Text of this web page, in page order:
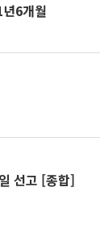
6개월
선고 [종합]